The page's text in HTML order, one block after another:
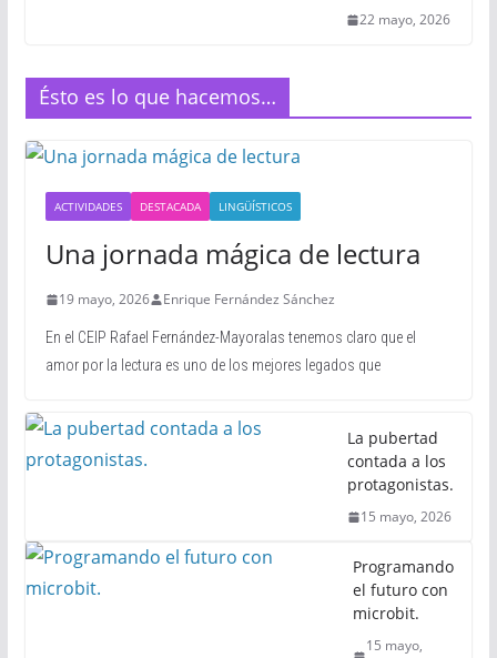
22 mayo, 2026
Ésto es lo que hacemos…
ACTIVIDADES DESTACADA LINGÜÍSTICOS
Una jornada mágica de lectura
19 mayo, 2026 Enrique Fernández Sánchez
En el CEIP Rafael Fernández-Mayoralas tenemos claro que el
amor por la lectura es uno de los mejores legados que
La pubertad
contada a los
protagonistas.
15 mayo, 2026
Programando
el futuro con
microbit.
15 mayo,